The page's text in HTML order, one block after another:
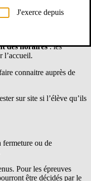
5 écoles dans le
pas à être sur l’école. Si
des horaires: les
l’accueil.
connaitre auprès de
sur site si l’élève qu’ils
fermeture ou de
Pour les épreuves
être décidés par le
J'exerce depuis